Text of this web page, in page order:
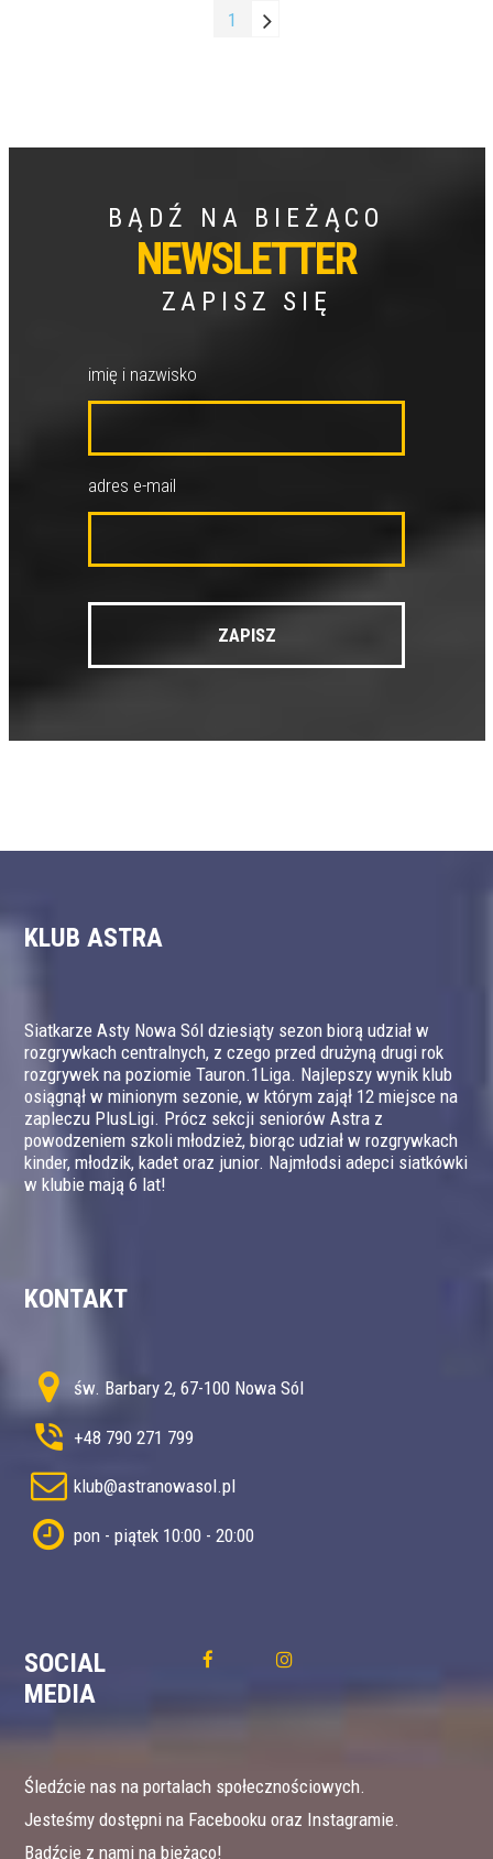
1
BĄDŹ NA BIEŻĄCO
NEWSLETTER
ZAPISZ SIĘ
imię i nazwisko
adres e-mail
KLUB ASTRA
Siatkarze Asty Nowa Sól dziesiąty sezon biorą udział w
rozgrywkach centralnych, z czego przed drużyną drugi rok
rozgrywek na poziomie Tauron.1Liga. Najlepszy wynik klub
osiągnął w minionym sezonie, w którym zajął 12 miejsce na
zapleczu PlusLigi. Prócz sekcji seniorów Astra z
powodzeniem szkoli młodzież, biorąc udział w rozgrywkach
kinder, młodzik, kadet oraz junior. Najmłodsi adepci siatkówki
w klubie mają 6 lat!
KONTAKT
św. Barbary 2, 67-100 Nowa Sól
+48 790 271 799
klub@astranowasol.pl
pon - piątek 10:00 - 20:00
SOCIAL
MEDIA
Śledźcie nas na portalach społecznościowych.
Jesteśmy dostępni na Facebooku oraz Instagramie.
Bądźcie z nami na bieżąco!